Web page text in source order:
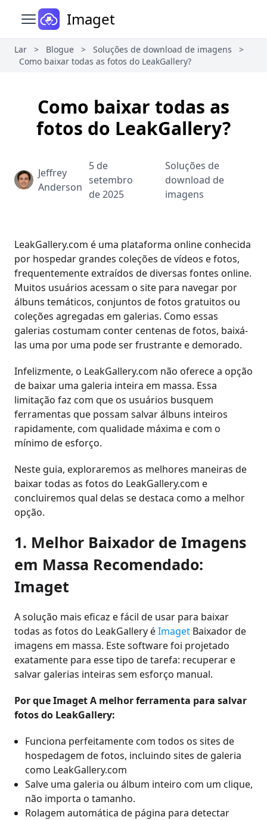
Abrir menu principal
Imaget
Lar > Blogue > Soluções de download de imagens
>
Como baixar todas as fotos do LeakGallery?
Como baixar todas as
fotos do LeakGallery?
Jeffrey
Anderson
5 de
setembro
de 2025
Soluções de
download de
imagens
LeakGallery.com é uma plataforma online conhecida
por hospedar grandes coleções de vídeos e fotos,
frequentemente extraídos de diversas fontes online.
Muitos usuários acessam o site para navegar por
álbuns temáticos, conjuntos de fotos gratuitos ou
coleções agregadas em galerias. Como essas
galerias costumam conter centenas de fotos, baixá-
las uma por uma pode ser frustrante e demorado.
Infelizmente, o LeakGallery.com não oferece a opção
de baixar uma galeria inteira em massa. Essa
limitação faz com que os usuários busquem
ferramentas que possam salvar álbuns inteiros
rapidamente, com qualidade máxima e com o
mínimo de esforço.
Neste guia, exploraremos as melhores maneiras de
baixar todas as fotos do LeakGallery.com e
concluiremos qual delas se destaca como a melhor
opção.
1. Melhor Baixador de Imagens
em Massa Recomendado:
Imaget
A solução mais eficaz e fácil de usar para baixar
todas as fotos do LeakGallery éImaget Baixador de
imagens em massa. Este software foi projetado
exatamente para esse tipo de tarefa: recuperar e
salvar galerias inteiras sem esforço manual.
Por que Imaget A melhor ferramenta para salvar
fotos do LeakGallery:
Funciona perfeitamente com todos os sites de
hospedagem de fotos, incluindo sites de galeria
como LeakGallery.com
Salve uma galeria ou álbum inteiro com um clique,
não importa o tamanho.
Rolagem automática de página para detectar